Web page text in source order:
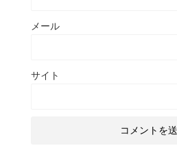
メール
サイト